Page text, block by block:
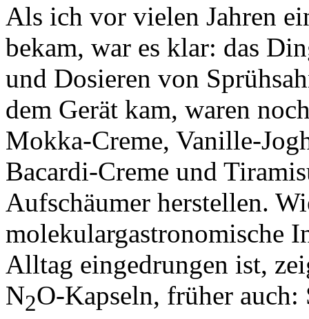
Als ich vor vielen Jahren
bekam, war es klar: das
und Dosieren von
dem Gerät kam, waren
Mokka-Creme, Vanille-
Bacardi-Creme und
Aufschäumer herstellen.
molekulargastronomische
Alltag eingedrungen ist,
N2O-Kapseln, früher auch: